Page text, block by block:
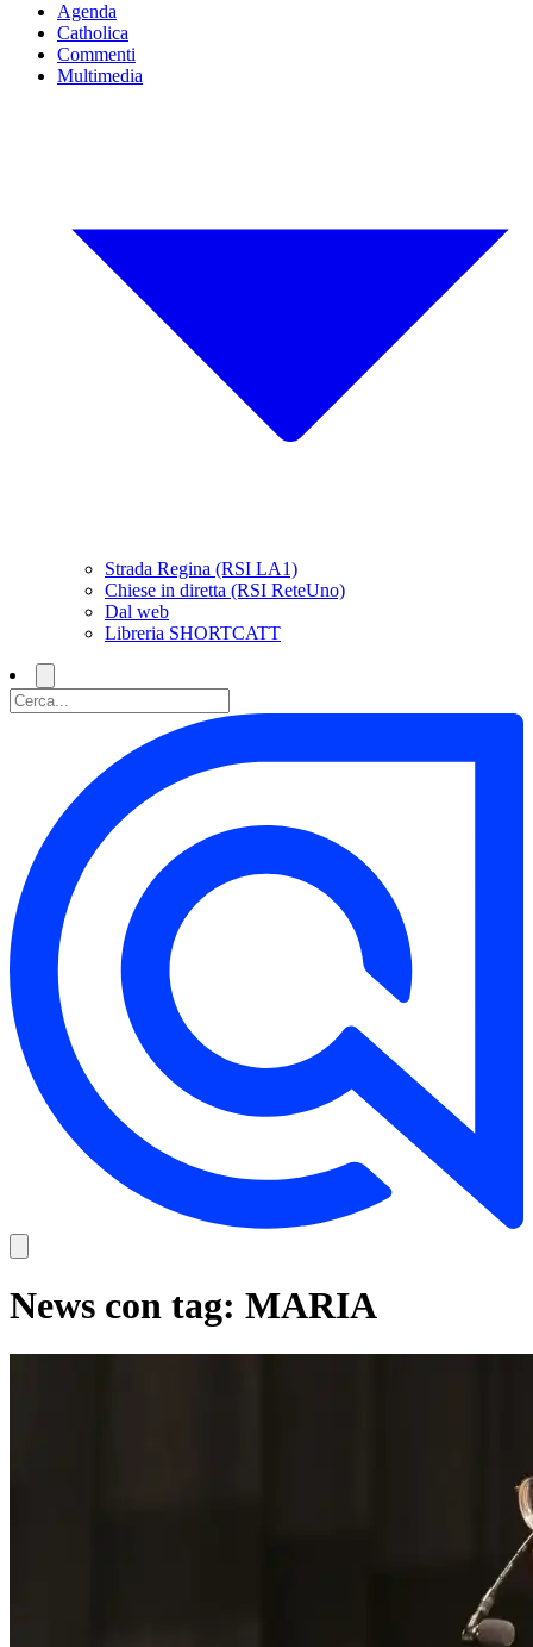
Agenda
Catholica
Commenti
Multimedia
Strada Regina (RSI LA1)
Chiese in diretta (RSI ReteUno)
Dal web
Libreria SHORTCATT
News con tag: MARIA